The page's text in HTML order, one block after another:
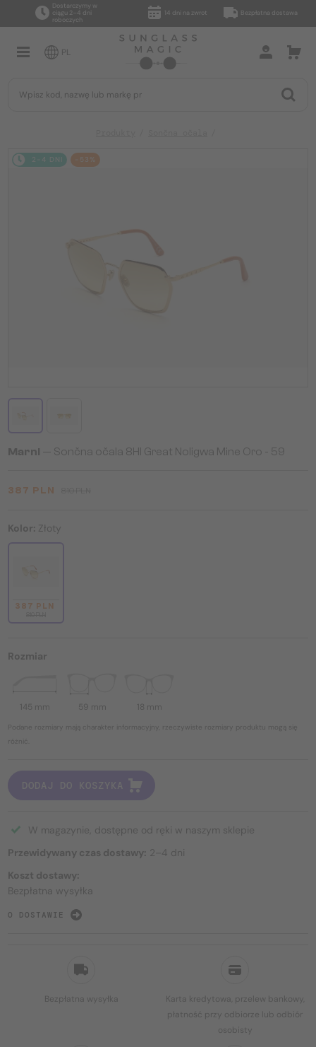
Dostarczymy w
ciągu 2–4 dni
roboczych
14 dni na zwrot Bezpłatna dostawa
PL
Bezpłatna wysyłka
Karta kredytowa, przelew bankowy,
płatność przy odbiorze lub odbiór
osobisty
2-4 DNI -53%
Marni — Sončna očala 8HI Great Noligwa Mine Oro - 59
387 PLN
Kolor: Złoty
387 PLN
Rozmiar
145 mm 59 mm 18 mm
Podane rozmiary mają charakter informacyjny, rzeczywiste rozmiary produktu mogą się
różnić.
DODAJ DO KOSZYKA
W magazynie, dostępne od ręki w naszym sklepie
Przewidywany czas dostawy: 2–4 dni
Koszt dostawy:
Bezpłatna wysyłka
O DOSTAWIE